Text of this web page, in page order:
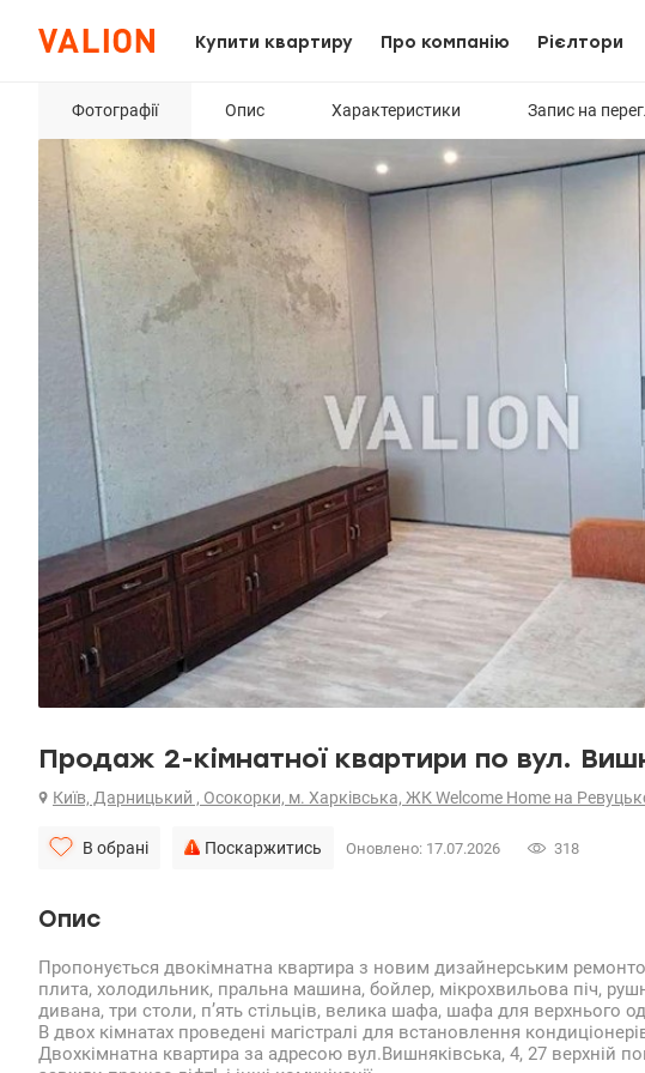
Купити квартиру Про компанію Рієлтори
Фотографії Опис Характеристики Запис на
Продаж 2-кімнатної квартири по вул.
Київ, Дарницький , Осокорки, м. Харківська, ЖК Welcome Home на
В обрані Поскаржитись Оновлено: 17.07.2026 318
Опис
Пропонується двокімнатна квартира з новим дизайнерським
плита, холодильник, пральна машина, бойлер, мікрохвильова піч,
дивана, три столи, п’ять стільців, велика шафа, шафа для верхнього
В двох кімнатах проведені магістралі для встановлення
Двохкімнатна квартира за адресою вул.Вишняківська, 4, 27 верхній